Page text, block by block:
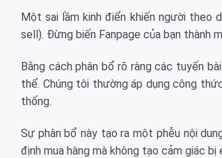
Một sai lầm kinh điển khiến người theo
sell). Đừng biến Fanpage của bạn thành
Bằng cách phân bổ rõ ràng các tuyến bài
thể. Chúng tôi thường áp dụng công
thống.
Sự phân bổ này tạo ra một phễu nội
định mua hàng mà không tạo cảm giác bị